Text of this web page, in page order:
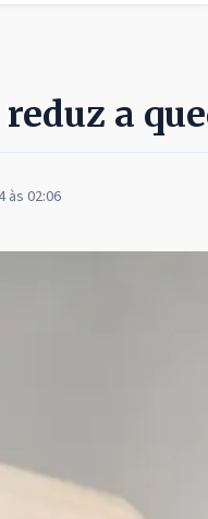
a
às 02:06